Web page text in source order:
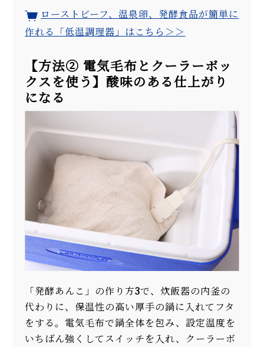
ローストビーフ、温泉卵、発酵食品が簡単に
作れる「低温調理器」はこちら＞＞
【方法② 電気毛布とクーラーボッ
クスを使う】酸味のある仕上がり
になる
「発酵あんこ」の作り方3で、炊飯器の内釜の
代わりに、保温性の高い厚手の鍋に入れてフタ
をする。電気毛布で鍋全体を包み、設定温度を
いちばん強くしてスイッチを入れ、クーラーボ